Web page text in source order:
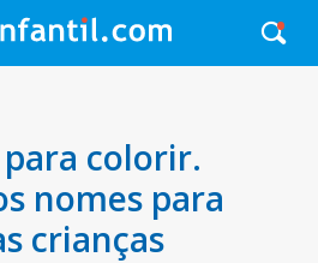
colorir.
nomes para
crianças